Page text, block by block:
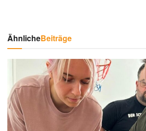
ÄhnlicheBeiträge